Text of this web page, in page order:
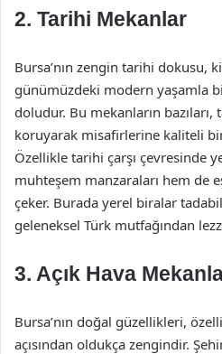
2. Tarihi Mekanlar
Bursa’nın zengin tarihi dokusu,
günümüzdeki modern yaşamla
doludur. Bu mekanların
koruyarak misafirlerine kaliteli
Özellikle tarihi çarşı çevresinde
muhteşem manzaraları hem de
çeker. Burada yerel biralar
geleneksel Türk mutfağından
3. Açık Hava
Bursa’nın doğal güzellikleri,
açısından oldukça zengindir.